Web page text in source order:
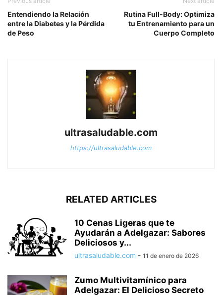
Entendiendo la Relación
entre la Diabetes y la Pérdida
de Peso
Rutina Full-Body: Optimiza
tu Entrenamiento para un
Cuerpo Completo
ultrasaludable.com
https://ultrasaludable.com
RELATED ARTICLES
10 Cenas Ligeras que te
Ayudarán a Adelgazar: Sabores
Deliciosos y...
ultrasaludable.com - 11 de enero de 2026
Zumo Multivitamínico para
Adelgazar: El Delicioso Secreto